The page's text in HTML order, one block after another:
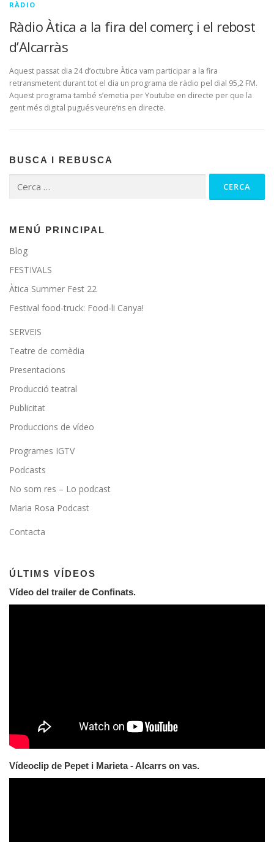
RÀDIO
Ràdio Àtica a la fira del comerç i el rebost
d’Alcarràs
Aquest passat dia 24 d’octubre Àtica vam participar a la fira
retransmetent durant tot el dia un programa de ràdio pel dial 95,2 FM.
Aquest programa també s’emetia per Youtube en directe per que la
gent més digital pugués veure’ns en directe.
BUSCA I REBUSCA
MENÚ PRINCIPAL
Blog
FESTIVALS
Àtica Summer Fest 22
Festival food-truck: Food-li Canya!
SERVEIS
Teatre de comèdia
Presentacions
Producció teatral
Publicitat
Produccions de vídeo
Programes IGTV
Podcasts
No som res – Lo podcast
Maria Rosa Podcast
Contacta
ÚLTIMS VÍDEOS
Vídeo del trailer de Confinats.
Vídeoclip de Pepet i Marieta - Alcarrs on vas.